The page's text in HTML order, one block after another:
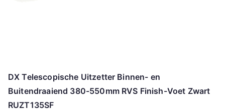
DX Telescopische Uitzetter Binnen- en
Buitendraaiend 380-550mm RVS Finish-Voet Zwart
RUZT135SF